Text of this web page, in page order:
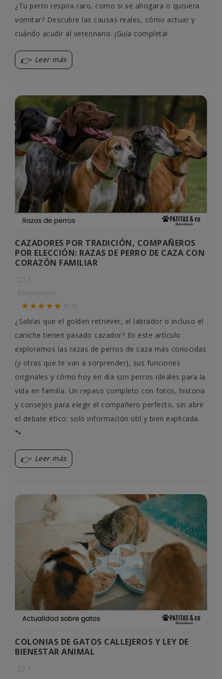
¿Tu perro respira raro, como si se ahogara o quisiera
vomitar? Descubre las causas reales, cómo actuar y
cuándo acudir al veterinario. ¡Guía completa!
Leer más
CAZADORES POR TRADICIÓN, COMPAÑEROS
POR ELECCIÓN: RAZAS DE PERRO DE CAZA CON
CORAZÓN FAMILIAR
1
Comentario
★★★★★ (5.0)
¿Sabías que el golden retriever, el labrador o incluso el
caniche tienen pasado cazador? En este artículo
exploramos las razas de perros de caza más conocidas
(y otras que te van a sorprender), sus funciones
originales y cómo hoy en día son perros ideales para la
vida en familia. Un repaso completo con fotos, historia
y consejos para elegir el compañero perfecto, sin abrir
el debate ético: solo información útil y bien explicada.
🐾
Leer más
COLONIAS DE GATOS CALLEJEROS Y LEY DE
BIENESTAR ANIMAL
1